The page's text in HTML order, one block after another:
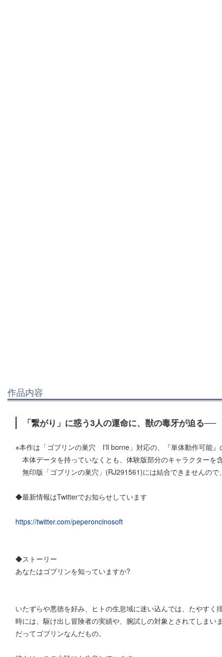
作品内容
「繋がり」に惑う3人の運命に、獣の毒牙が迫る──
※本作は「ゴブリンの巣穴 I'll borne」対応の、『単体動作可能』
本体データを持っていなくとも、体験版部分のキャラクターを
無印版「ゴブリンの巣穴」(RJ291561)には結合できませんので
◆最新情報はTwitterでお知らせしています
https://twitter.com/peperoncinosoft
◆ストーリー
あなたはゴブリンを知っていますか?
いたずらや悪徳を好み、ヒトの生息域に迷い込んでは、たやすく
時には、駆け出し冒険者の実績や、腕試しの対象とされてしまい
だってゴブリンなんだもの。